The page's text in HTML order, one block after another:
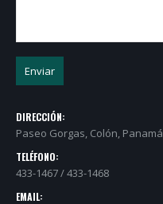
DIRECCIÓN:
Paseo Gorgas, Colón, Panamá
TELÉFONO:
433-1467 / 433-1468
EMAIL: